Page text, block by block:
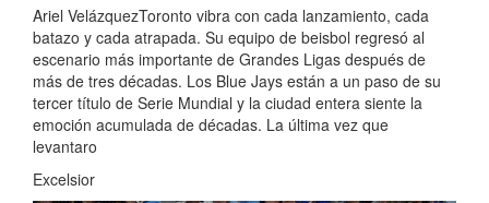
Ariel VelázquezToronto vibra con cada lanzamiento, cada
batazo y cada atrapada. Su equipo de beisbol regresó al
escenario más importante de Grandes Ligas después de
más de tres décadas. Los Blue Jays están a un paso de su
tercer título de Serie Mundial y la ciudad entera siente la
emoción acumulada de décadas. La última vez que
levantaro
Excelsior